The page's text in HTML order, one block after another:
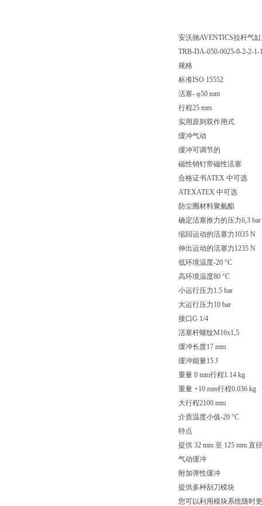
安沃驰AVENTICS拉杆气缸
TRB-DA-050-0025-0-2-2-1-
规格
标准ISO 15552
活塞- φ50 mm
行程25 mm
实用原则双作用式
缓冲气动
缓冲可调节的
磁性销钉带磁性活塞
合格证书ATEX 中可选
ATEXATEX 中可选
防尘圈材料聚氨酯
确定活塞推力的压力6,3 bar
缩回运动的活塞力1035 N
伸出运动的活塞力1235 N
低环境温度-20 °C
高环境温度80 °C
小运行压力1.5 bar
大运行压力10 bar
接口G 1/4
活塞杆螺纹M16x1,5
缓冲长度17 mm
缓冲能量15 J
重量 0 mm行程1.14 kg
重量 +10 mm行程0.036 kg
大行程2100 mm
介质温度小值-20 °C
特点
提供 32 mm 至 125 mm 直
气动缓冲
附加弹性缓冲
提供多种刮刀模块
您可以利用模块系统随时